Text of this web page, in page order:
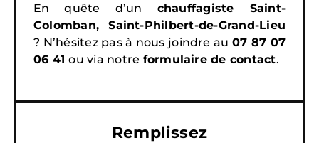
En quête d’un chauffagiste Saint-
Colomban, Saint-Philbert-de-Grand-Lieu
? N’hésitez pas à nous joindre au 07 87 07
06 41ou via notre formulaire de contact.
Remplissez